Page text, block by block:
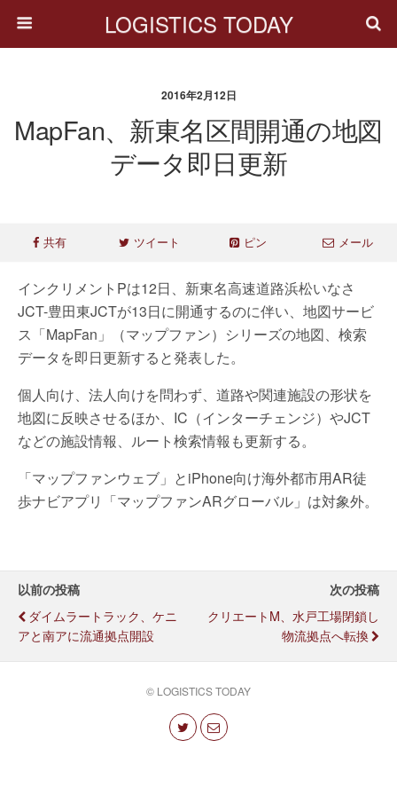
LOGISTICS TODAY
2016年2月12日
MapFan、新東名区間開通の地図
データ即日更新
共有 ツイート ピン メール
インクリメントPは12日、新東名高速道路浜松いなさ
JCT-豊田東JCTが13日に開通するのに伴い、地図サービ
ス「MapFan」（マップファン）シリーズの地図、検索
データを即日更新すると発表した。
個人向け、法人向けを問わず、道路や関連施設の形状を
地図に反映させるほか、IC（インターチェンジ）やJCT
などの施設情報、ルート検索情報も更新する。
「マップファンウェブ」とiPhone向け海外都市用AR徒
歩ナビアプリ「マップファンARグローバル」は対象外。
以前の投稿
ダイムラートラック、ケニ
アと南アに流通拠点開設
次の投稿
クリエートM、水戸工場閉鎖し
物流拠点へ転換
© LOGISTICS TODAY